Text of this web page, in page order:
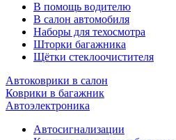
В помощь водителю
В салон автомобиля
Наборы для техосмотра
Шторки багажника
Щётки стеклоочистителя
Автоковрики в салон
Коврики в багажник
Автоэлектроника
Автосигнализации